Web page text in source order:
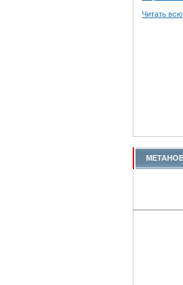
Читать всю